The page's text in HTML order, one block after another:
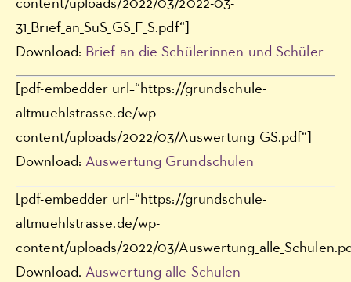
content/uploads/2022/03/2022-03-
31_Brief_an_SuS_GS_F_S.pdf“]
Download: Brief an die Schülerinnen und Schüler
[pdf-embedder url=“https://grundschule-
altmuehlstrasse.de/wp-
content/uploads/2022/03/Auswertung_GS.pdf“]
Download: Auswertung Grundschulen
[pdf-embedder url=“https://grundschule-
altmuehlstrasse.de/wp-
content/uploads/2022/03/
Download: Auswertung alle Schulen